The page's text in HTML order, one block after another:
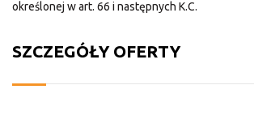
określonej w art. 66 i następnych K.C.
SZCZEGÓŁY OFERTY